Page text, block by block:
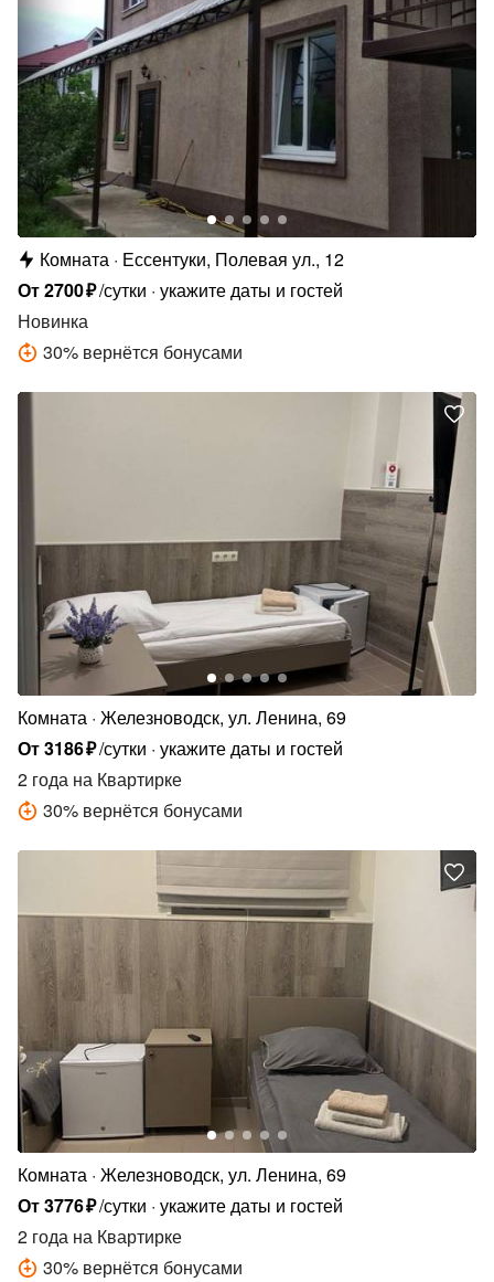
Комната Ессентуки, Полевая ул., 12
От2700₽/сутки укажите даты и гостей
Новинка
30% вернётся бонусами
Комната Железноводск, ул. Ленина, 69
От3186₽/сутки укажите даты и гостей
2 года на Квартирке
30% вернётся бонусами
Комната Железноводск, ул. Ленина, 69
От3776₽/сутки укажите даты и гостей
2 года на Квартирке
30% вернётся бонусами